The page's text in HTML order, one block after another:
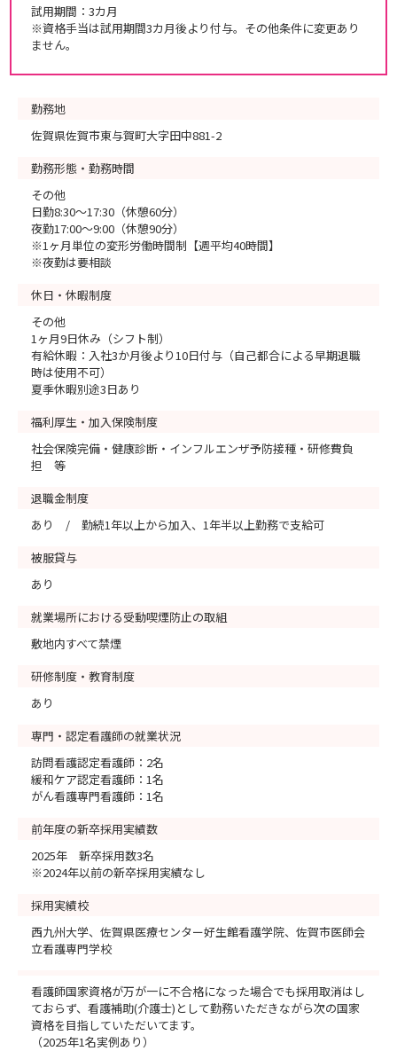
試用期間：3カ月
※資格手当は試用期間3カ月後より付与。その他条件に変更あり
ません。
勤務地
佐賀県佐賀市東与賀町大字田中881-2
勤務形態・勤務時間
その他
日勤8:30～17:30（休憩60分）
夜勤17:00～9:00（休憩90分）
※1ヶ月単位の変形労働時間制【週平均40時間】
※夜勤は要相談
休日・休暇制度
その他
1ヶ月9日休み（シフト制）
有給休暇：入社3か月後より10日付与（自己都合による早期退職
時は使用不可）
夏季休暇別途3日あり
福利厚生・加入保険制度
社会保険完備・健康診断・インフルエンザ予防接種・研修費負
担 等
退職金制度
あり / 勤続1年以上から加入、1年半以上勤務で支給可
被服貸与
あり
就業場所における受動喫煙防止の取組
敷地内すべて禁煙
研修制度・教育制度
あり
専門・認定看護師の就業状況
訪問看護認定看護師：2名
緩和ケア認定看護師：1名
がん看護専門看護師：1名
前年度の新卒採用実績数
2025年 新卒採用数3名
※2024年以前の新卒採用実績なし
採用実績校
西九州大学、佐賀県医療センター好生館看護学院、佐賀市医師会
立看護専門学校
看護師国家資格が万が一に不合格になった場合でも採用取消はし
ておらず、看護補助(介護士)として勤務いただきながら次の国家
資格を目指していただいてます。
（2025年1名実例あり）